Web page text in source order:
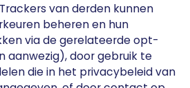
van derden kunnen
beheren en hun
via de gerelateerde opt-
aanwezig), door gebruik te
die in het privacybeleid van